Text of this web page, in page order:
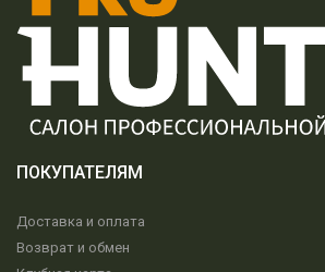
ПОКУПАТЕЛЯМ
Доставка и оплата
Возврат и обмен